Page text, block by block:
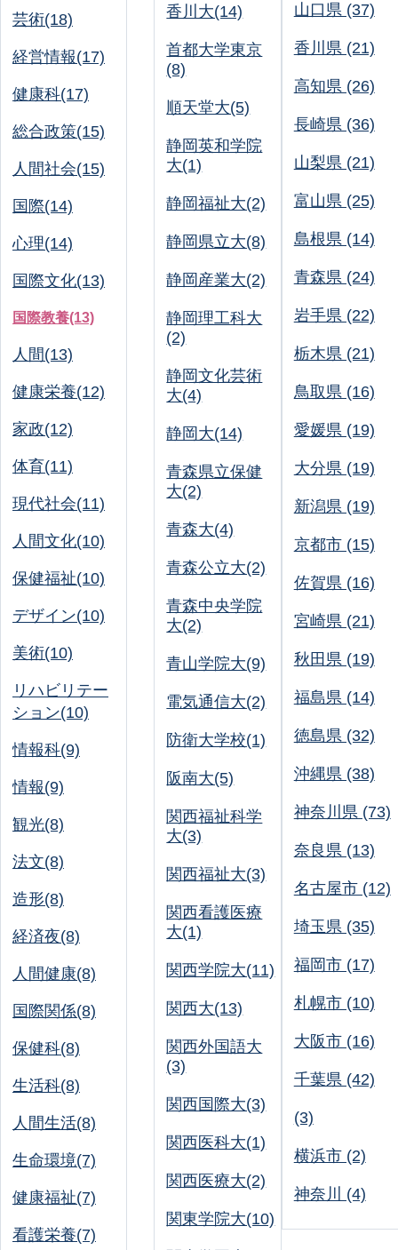
芸術(18)
経営情報(17)
健康科(17)
総合政策(15)
人間社会(15)
国際(14)
心理(14)
国際文化(13)
国際教養(13)
人間(13)
健康栄養(12)
家政(12)
体育(11)
現代社会(11)
人間文化(10)
保健福祉(10)
デザイン(10)
美術(10)
リハビリテー
ション(10)
情報科(9)
情報(9)
観光(8)
法文(8)
造形(8)
経済夜(8)
人間健康(8)
国際関係(8)
保健科(8)
生活科(8)
人間生活(8)
生命環境(7)
健康福祉(7)
看護栄養(7)
香川大(14)
首都大学東京
(8)
順天堂大(5)
静岡英和学院
大(1)
静岡福祉大(2)
静岡県立大(8)
静岡産業大(2)
静岡理工科大
(2)
静岡文化芸術
大(4)
静岡大(14)
青森県立保健
大(2)
青森大(4)
青森公立大(2)
青森中央学院
大(2)
青山学院大(9)
電気通信大(2)
防衛大学校(1)
阪南大(5)
関西福祉科学
大(3)
関西福祉大(3)
関西看護医療
大(1)
関西学院大(11)
関西大(13)
関西外国語大
(3)
関西国際大(3)
関西医科大(1)
関西医療大(2)
関東学院大(10)
山口県 (37)
香川県 (21)
高知県 (26)
長崎県 (36)
山梨県 (21)
富山県 (25)
島根県 (14)
青森県 (24)
岩手県 (22)
栃木県 (21)
鳥取県 (16)
愛媛県 (19)
大分県 (19)
新潟県 (19)
京都市 (15)
佐賀県 (16)
宮崎県 (21)
秋田県 (19)
福島県 (14)
徳島県 (32)
沖縄県 (38)
神奈川県 (73)
奈良県 (13)
名古屋市 (12)
埼玉県 (35)
福岡市 (17)
札幌市 (10)
大阪市 (16)
千葉県 (42)
(3)
横浜市 (2)
神奈川 (4)